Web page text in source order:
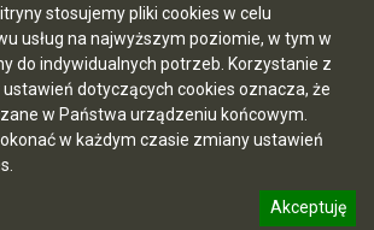
stosujemy pliki cookies w celu
usług na najwyższym poziomie, w tym w
do indywidualnych potrzeb. Korzystanie z
dotyczących cookies oznacza, że
w Państwa urządzeniu końcowym.
w każdym czasie zmiany ustawień
Akceptuję
BIP: 07.08.2026 13:39
CMS i hosting: Logonet Sp. z o.o. w Bydgoszczy